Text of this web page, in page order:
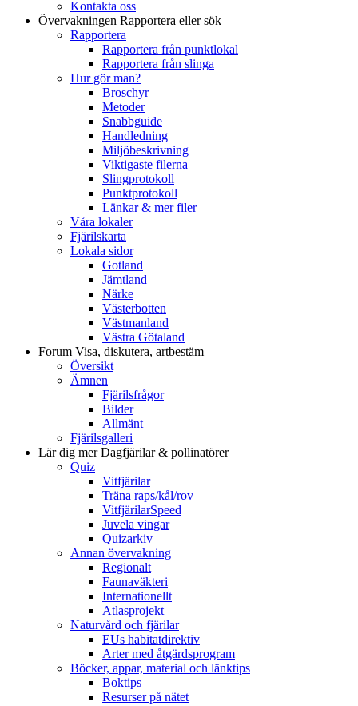
Kontakta oss
Övervakningen Rapportera eller sök
Rapportera
Rapportera från punktlokal
Rapportera från slinga
Hur gör man?
Broschyr
Metoder
Snabbguide
Handledning
Miljöbeskrivning
Viktigaste filerna
Slingprotokoll
Punktprotokoll
Länkar & mer filer
Våra lokaler
Fjärilskarta
Lokala sidor
Gotland
Jämtland
Närke
Västerbotten
Västmanland
Västra Götaland
Forum Visa, diskutera, artbestäm
Översikt
Ämnen
Fjärilsfrågor
Bilder
Allmänt
Fjärilsgalleri
Lär dig merDagfjärilar & pollinatörer
Quiz
Vitfjärilar
Träna raps/kål/rov
VitfjärilarSpeed
Juvela vingar
Quizarkiv
Annan övervakning
Regionalt
Faunaväkteri
Internationellt
Atlasprojekt
Naturvård och fjärilar
EUs habitatdirektiv
Arter med åtgärdsprogram
Böcker, appar, material och länktips
Boktips
Resurser på nätet